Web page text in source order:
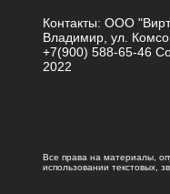
Контакты: ООО
Владимир, ул.
+7(900) 588-65-46
2022
Все права на материалы,
использовании текстовых,